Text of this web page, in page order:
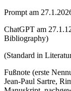
Prompt am
ChatGPT am
Bibliography)
(Standard in
Fußnote (erste
Jean-Paul Sartre,